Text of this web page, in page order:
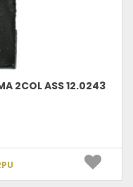
2COL ASS 12.0243